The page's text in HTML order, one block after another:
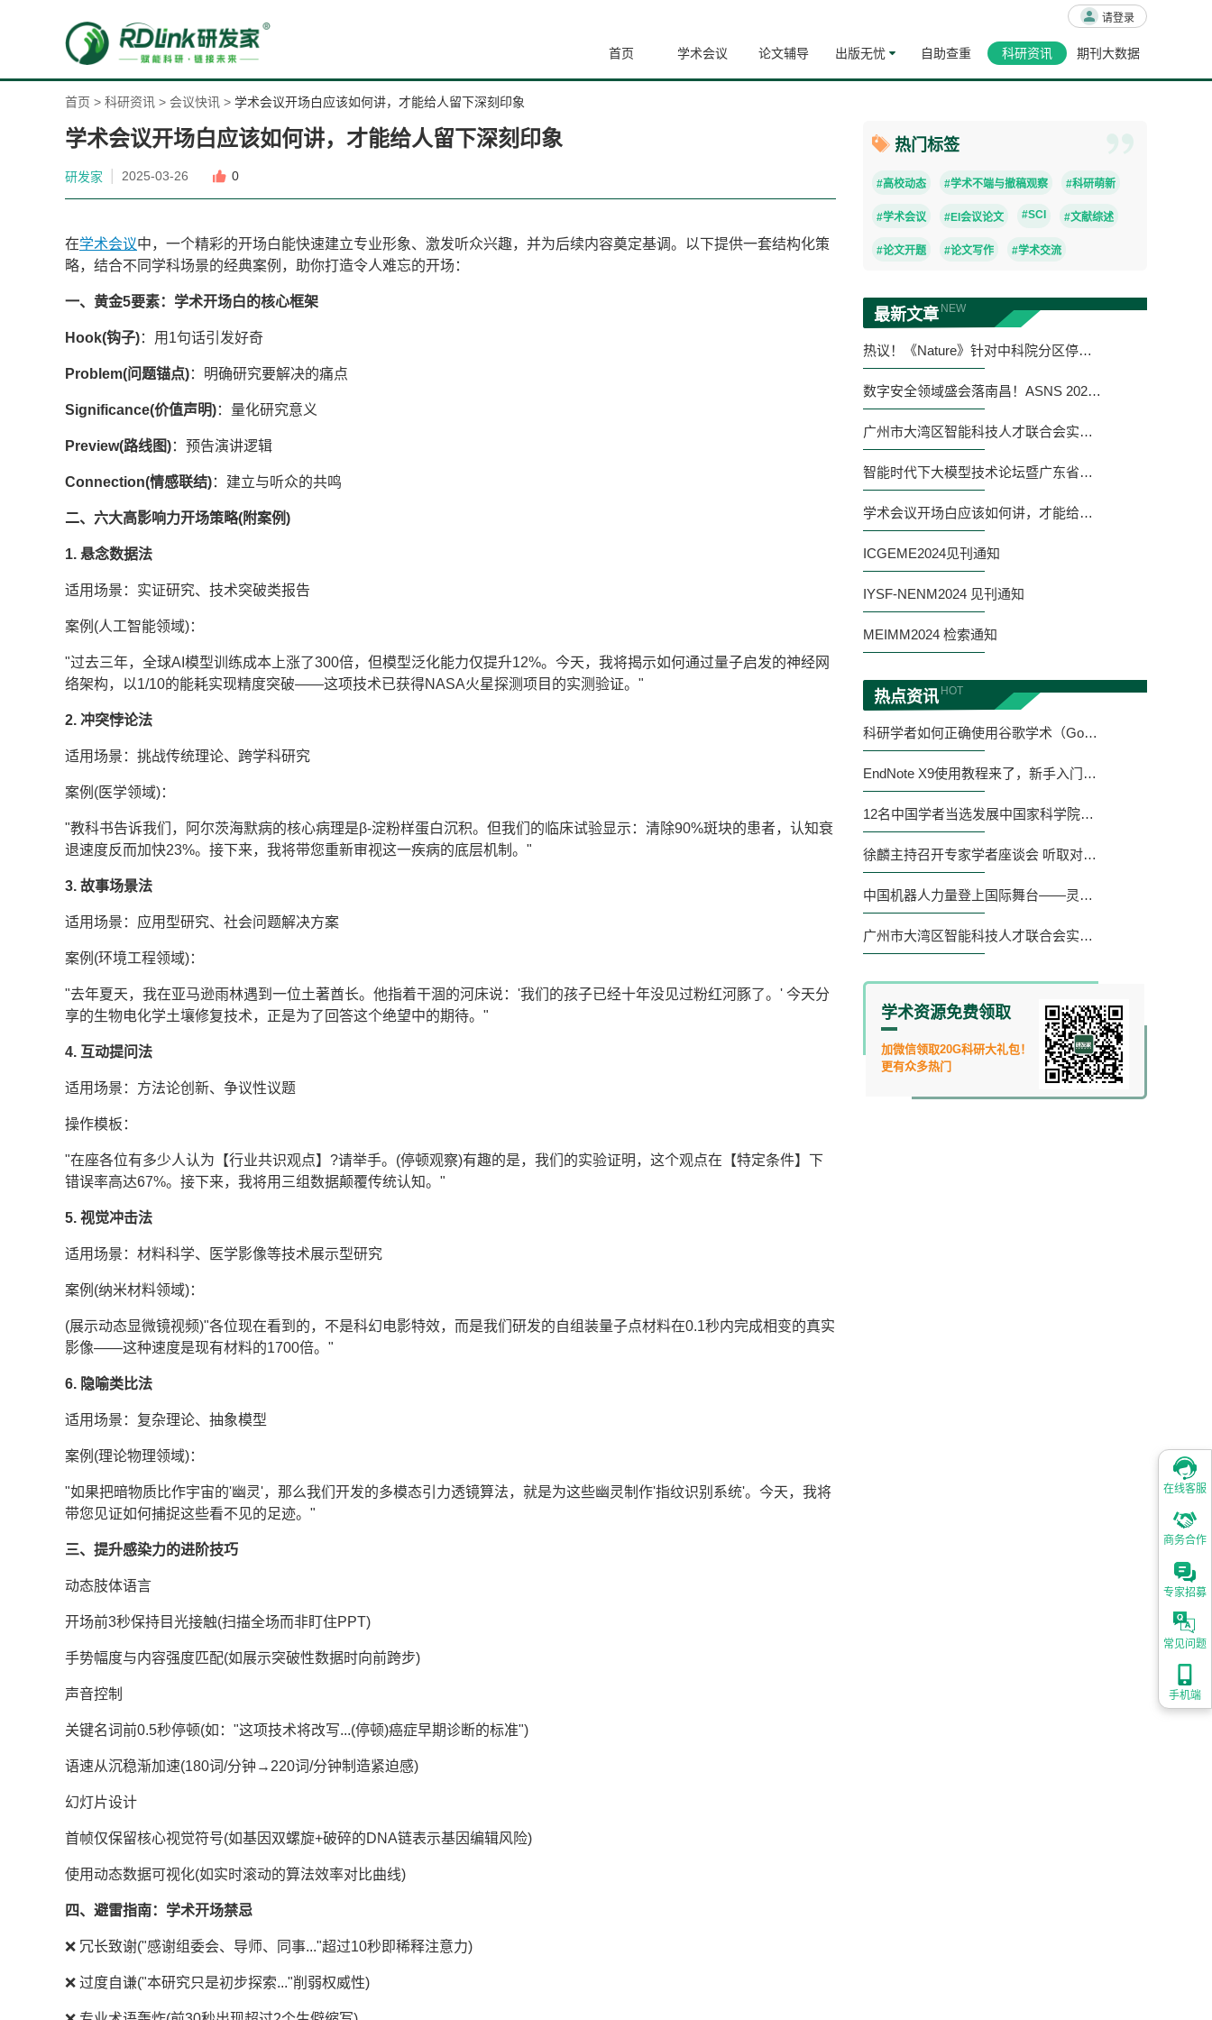
首页 学术会议 论文辅导 出版无忧 自助查重 科研资讯 期刊大数据
请登录
首页 > 科研资讯 > 会议快讯 > 学术会议开场白应该如何讲，才能给人留下深刻印象
学术会议开场白应该如何讲，才能给人留下深刻印象
研发家 2025-03-26 0
在学术会议中，一个精彩的开场白能快速建立专业形象、激发听众兴趣，并为后续内容奠定基调。以下提供一套结构化策
略，结合不同学科场景的经典案例，助你打造令人难忘的开场：
一、黄金5要素：学术开场白的核心框架
Hook(钩子)：用1句话引发好奇
Problem(问题锚点)：明确研究要解决的痛点
Significance(价值声明)：量化研究意义
Preview(路线图)：预告演讲逻辑
Connection(情感联结)：建立与听众的共鸣
二、六大高影响力开场策略(附案例)
1. 悬念数据法
适用场景：实证研究、技术突破类报告
案例(人工智能领域)：
"过去三年，全球AI模型训练成本上涨了300倍，但模型泛化能力仅提升12%。今天，我将揭示如何通过量子启发的神经网
络架构，以1/10的能耗实现精度突破——这项技术已获得NASA火星探测项目的实测验证。"
2. 冲突悖论法
适用场景：挑战传统理论、跨学科研究
案例(医学领域)：
"教科书告诉我们，阿尔茨海默病的核心病理是β-淀粉样蛋白沉积。但我们的临床试验显示：清除90%斑块的患者，认知衰
退速度反而加快23%。接下来，我将带您重新审视这一疾病的底层机制。"
3. 故事场景法
适用场景：应用型研究、社会问题解决方案
案例(环境工程领域)：
"去年夏天，我在亚马逊雨林遇到一位土著酋长。他指着干涸的河床说：'我们的孩子已经十年没见过粉红河豚了。' 今天分
享的生物电化学土壤修复技术，正是为了回答这个绝望中的期待。"
4. 互动提问法
适用场景：方法论创新、争议性议题
操作模板：
"在座各位有多少人认为【行业共识观点】?请举手。(停顿观察)有趣的是，我们的实验证明，这个观点在【特定条件】下
错误率高达67%。接下来，我将用三组数据颠覆传统认知。"
5. 视觉冲击法
适用场景：材料科学、医学影像等技术展示型研究
案例(纳米材料领域)：
(展示动态显微镜视频)"各位现在看到的，不是科幻电影特效，而是我们研发的自组装量子点材料在0.1秒内完成相变的真实
影像——这种速度是现有材料的1700倍。"
6. 隐喻类比法
适用场景：复杂理论、抽象模型
案例(理论物理领域)：
"如果把暗物质比作宇宙的'幽灵'，那么我们开发的多模态引力透镜算法，就是为这些幽灵制作'指纹识别系统'。今天，我将
带您见证如何捕捉这些看不见的足迹。"
三、提升感染力的进阶技巧
动态肢体语言
开场前3秒保持目光接触(扫描全场而非盯住PPT)
手势幅度与内容强度匹配(如展示突破性数据时向前跨步)
声音控制
关键名词前0.5秒停顿(如："这项技术将改写...(停顿)癌症早期诊断的标准")
语速从沉稳渐加速(180词/分钟→220词/分钟制造紧迫感)
幻灯片设计
首帧仅保留核心视觉符号(如基因双螺旋+破碎的DNA链表示基因编辑风险)
使用动态数据可视化(如实时滚动的算法效率对比曲线)
四、避雷指南：学术开场禁忌
❌ 冗长致谢("感谢组委会、导师、同事..."超过10秒即稀释注意力)
❌ 过度自谦("本研究只是初步探索..."削弱权威性)
热门标签
#高校动态 #学术不端与撤稿观察 #科研萌新
#学术会议 #EI会议论文 #SCI #文献综述
#论文开题 #论文写作 #学术交流
最新文章 NEW
热议！《Nature》针对中科院分区停更发表评论 ！
数字安全领域盛会落南昌！ASNS 2025 闭幕，RDLink 研发家协同护航学术成果转化
广州市大湾区智能科技人才联合会实习生招聘启事
智能时代下大模型技术论坛暨广东省人工智能通识虚拟教研室2025年学术交流会
学术会议开场白应该如何讲，才能给人留下深刻印象
ICGEME2024见刊通知
IYSF-NENM2024 见刊通知
MEIMM2024 检索通知
热点资讯 HOT
科研学者如何正确使用谷歌学术（Google Scholar）
EndNote X9使用教程来了，新手入门看这里！（附下载）
12名中国学者当选发展中国家科学院院士！
徐麟主持召开专家学者座谈会 听取对我省“十五五”规划编制的意见建议
中国机器人力量登上国际舞台——灵宝CASBOT在IROS 2025以科研与产品并进，呈现具身智能进展
广州市大湾区智能科技人才联合会实习生招聘启事
学术资源免费领取
加微信领取20G科研大礼包！
更有众多热门
在线客服
商务合作
专家招募
常见问题
手机端